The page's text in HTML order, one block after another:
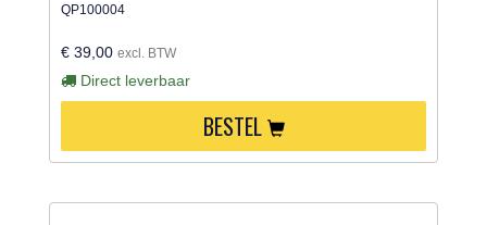
QP100004
€ 39,00 excl. BTW
Direct leverbaar
BESTEL